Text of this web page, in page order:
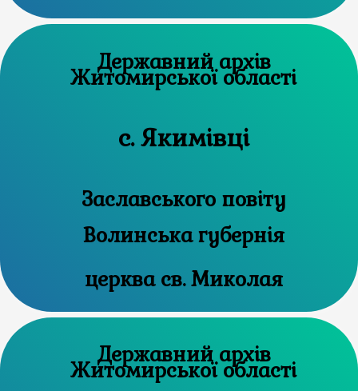
Державний архів
Житомирської області
с. Якимівці
Заславського повіту
Волинська губернія
церква св. Миколая
Державний архів
Житомирської області